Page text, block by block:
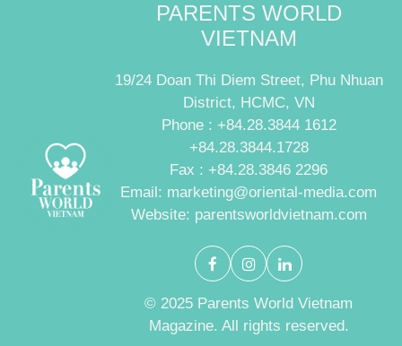
PARENTS WORLD
VIETNAM
19/24 Doan Thi Diem Street, Phu Nhuan
District, HCMC, VN
Phone : +84.28.3844 1612
+84.28.3844.1728
Fax : +84.28.3846 2296
Email: marketing@oriental-media.com
Website: parentsworldvietnam.com
© 2025 Parents World Vietnam
Magazine. All rights reserved.